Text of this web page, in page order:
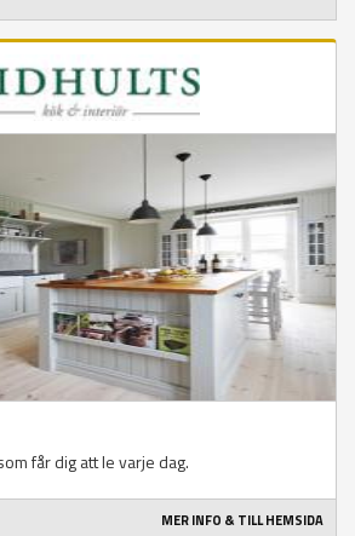
får dig att le varje dag.
MER INFO & TILL HEMSIDA